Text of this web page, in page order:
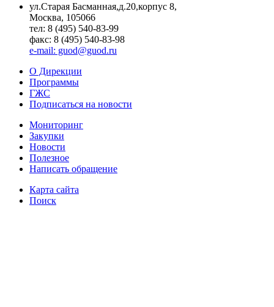
ул.Старая Басманная,д.20,корпус 8,
Москва, 105066
тел: 8 (495) 540-83-99
факс: 8 (495) 540-83-98
e-mail: guod@guod.ru
О Дирекции
Программы
ГЖС
Подписаться на новости
Мониторинг
Закупки
Новости
Полезное
Написать обращение
Карта сайта
Поиск